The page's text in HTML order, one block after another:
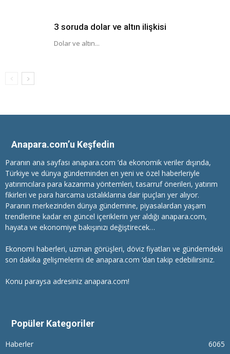
3 soruda dolar ve altın ilişkisi
Dolar ve altın...
Anapara.com’u Keşfedin
Paranın ana sayfası anapara.com ’da ekonomik veriler dışında,
Türkiye ve dünya gündeminden en yeni ve özel haberleriyle
yatırımcılara para kazanma yöntemleri, tasarruf önerileri, yatırım
fikirleri ve para harcama ustalıklarına dair ipuçları yer alıyor.
Paranın merkezinden dünya gündemine, piyasalardan yaşam
trendlerine kadar en güncel içeriklerin yer aldığı anapara.com,
hayata ve ekonomiye bakışınızı değiştirecek…
Ekonomi haberleri, uzman görüşleri, döviz fiyatları ve gündemdeki
son dakika gelişmelerini de anapara.com ‘dan takip edebilirsiniz.
Konu paraysa adresiniz anapara.com!
Popüler Kategoriler
Haberler
6065